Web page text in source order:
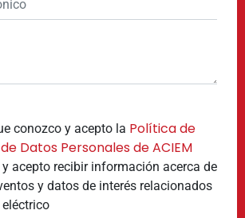
conozco y acepto la Política de
Datos Personales de ACIEM
y acepto recibir información acerca de
y datos de interés relacionados